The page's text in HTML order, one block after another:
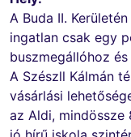
A Buda II.
ingatlan csak egy
buszmegállóhoz
A Szészll Kálmán
vásárlási
az Aldi, mindössze